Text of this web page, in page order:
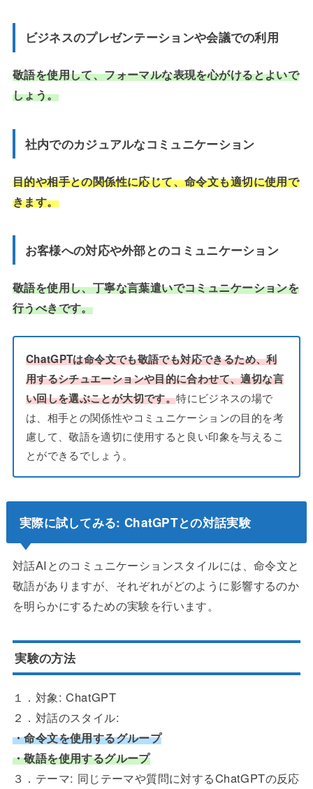
ビジネスのプレゼンテーションや会議での利用
敬語を使用して、フォーマルな表現を心がけるとよいで
しょう。
社内でのカジュアルなコミュニケーション
目的や相手との関係性に応じて、命令文も適切に使用で
きます。
お客様への対応や外部とのコミュニケーション
敬語を使用し、丁寧な言葉遣いでコミュニケーションを
行うべきです。
ChatGPTは命令文でも敬語でも対応できるため、利
用するシチュエーションや目的に合わせて、適切な言
い回しを選ぶことが大切です。特にビジネスの場で
は、相手との関係性やコミュニケーションの目的を考
慮して、敬語を適切に使用すると良い印象を与えるこ
とができるでしょう。
実際に試してみる: ChatGPTとの対話実験
対話AIとのコミュニケーションスタイルには、命令文と
敬語がありますが、それぞれがどのように影響するのか
を明らかにするための実験を行います。
実験の方法
１．対象: ChatGPT
２．対話のスタイル:
・命令文を使用するグループ
・敬語を使用するグループ
３．テーマ: 同じテーマや質問に対するChatGPTの反応